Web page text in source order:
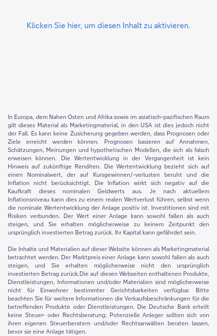
Klicken Sie hier, um diesen Inhalt zu aktivieren.
In Europa, dem Nahen Osten und Afrika sowie im asiatisch-pazifischen Raum
gilt dieses Material als Marketingmaterial, in den USA ist dies jedoch nicht
der Fall. Es kann keine Zusicherung gegeben werden, dass Prognosen oder
Ziele erreicht werden können. Prognosen basieren auf Annahmen,
Schätzungen, Meinungen und hypothetischen Modellen, die sich als falsch
erweisen können. Die Wertentwicklung in der Vergangenheit ist kein
Hinweis auf zukünftige Renditen. Die Wertentwicklung bezieht sich auf
einen Nominalwert, der auf Kursgewinnen/-verlusten beruht und die
Inflation nicht berücksichtigt. Die Inflation wirkt sich negativ auf die
Kaufkraft dieses nominalen Geldwerts aus. Je nach aktuellem
Inflationsniveau kann dies zu einem realen Wertverlust führen, selbst wenn
die nominale Wertentwicklung der Anlage positiv ist. Investitionen sind mit
Risiken verbunden. Der Wert einer Anlage kann sowohl fallen als auch
steigen, und Sie erhalten möglicherweise zu keinem Zeitpunkt den
ursprünglich investierten Betrag zurück. Ihr Kapital kann gefährdet sein.
Die Inhalte und Materialien auf dieser Website können als Marketingmaterial
betrachtet werden. Der Marktpreis einer Anlage kann sowohl fallen als auch
steigen, und Sie erhalten möglicherweise nicht den ursprünglich
investierten Betrag zurück.Die auf diesen Webseiten enthaltenen Produkte,
Dienstleistungen, Informationen und/oder Materialien sind möglicherweise
nicht für Einwohner bestimmter Gerichtsbarkeiten verfügbar. Bitte
beachten Sie für weitere Informationen die Verkaufsbeschränkungen für die
betreffenden Produkte oder Dienstleistungen. Die Deutsche Bank erteilt
keine Steuer- oder Rechtsberatung; Potenzielle Anleger sollten sich von
ihren eigenen Steuerberatern und/oder Rechtsanwälten beraten lassen,
bevor sie eine Anlage tätigen.